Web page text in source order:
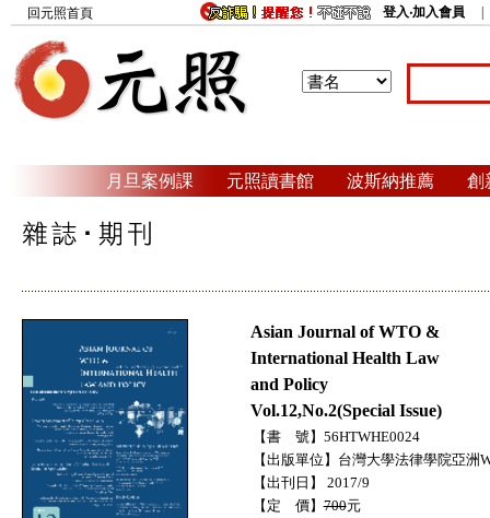
回元照首頁 登入‧加入會員
月旦案例課 元照讀書館 波斯納推薦 創
Asian Journal of WTO &
International Health Law
and Policy
Vol.12,No.2(Special Issue)
【書 號】56HTWHE0024
【出版單位】台灣大學法律學院亞洲
【出刊日】 2017/9
【定 價】700元